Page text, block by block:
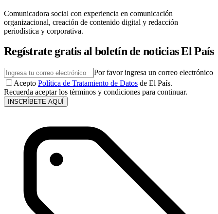
Comunicadora social con experiencia en comunicación
organizacional, creación de contenido digital y redacción
periodística y corporativa.
Regístrate gratis al boletín de noticias El País
Por favor ingresa un correo electrónico
Acepto Política de Tratamiento de Datos de El País.
Recuerda aceptar los términos y condiciones para continuar.
INSCRÍBETE AQUÍ